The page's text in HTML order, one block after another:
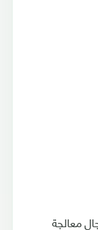
معالجة